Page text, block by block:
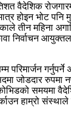
वैदेशिक
होइन भोट पनि
तीन महिना
निर्वाचन
परिमार्जन
जोडदार रुपमा
समयमा
हाम्रो